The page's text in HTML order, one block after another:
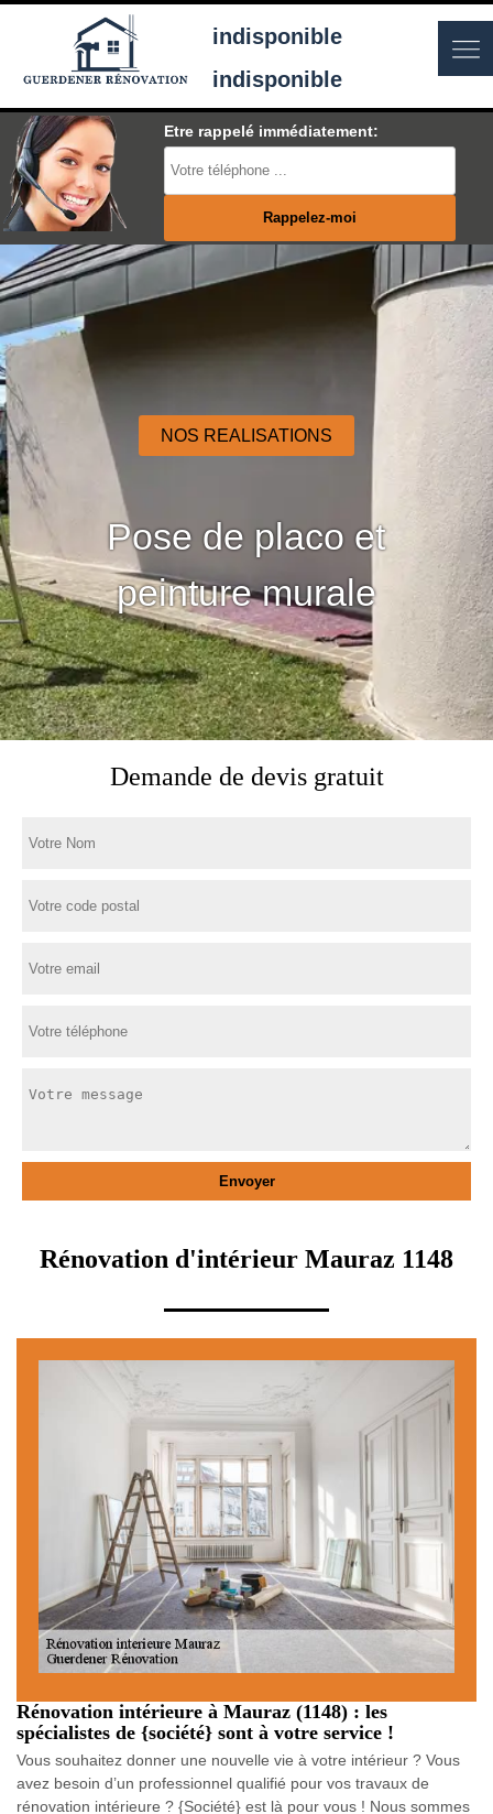
indisponible
indisponible
Etre rappelé immédiatement:
NOS REALISATIONS
Pose de placo et
peinture murale
Demande de devis gratuit
Rénovation d'intérieur Mauraz 1148
Rénovation intérieure à Mauraz (1148) : les
spécialistes de {société} sont à votre service !
Vous souhaitez donner une nouvelle vie à votre intérieur ? Vous
avez besoin d’un professionnel qualifié pour vos travaux de
rénovation intérieure ? {Société} est là pour vous ! Nous sommes